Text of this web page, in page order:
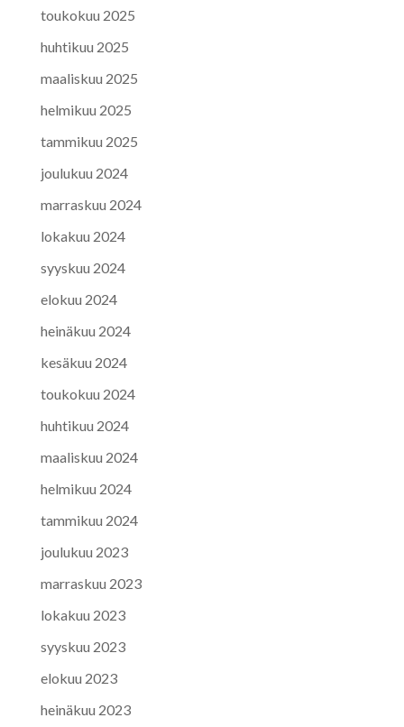
toukokuu 2025
huhtikuu 2025
maaliskuu 2025
helmikuu 2025
tammikuu 2025
joulukuu 2024
marraskuu 2024
lokakuu 2024
syyskuu 2024
elokuu 2024
heinäkuu 2024
kesäkuu 2024
toukokuu 2024
huhtikuu 2024
maaliskuu 2024
helmikuu 2024
tammikuu 2024
joulukuu 2023
marraskuu 2023
lokakuu 2023
syyskuu 2023
elokuu 2023
heinäkuu 2023